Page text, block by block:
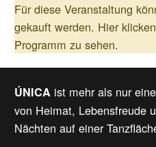
Für diese Veranstaltung
gekauft werden. Hier
Programm zu sehen.
ÚNICA ist mehr als nur
von Heimat, Lebensfreude
Nächten auf einer